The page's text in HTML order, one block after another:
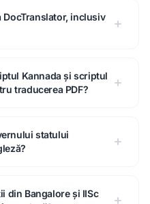
DocTranslator, inclusiv
Kannada și scriptul
traducerea PDF?
statului
din Bangalore și IISc